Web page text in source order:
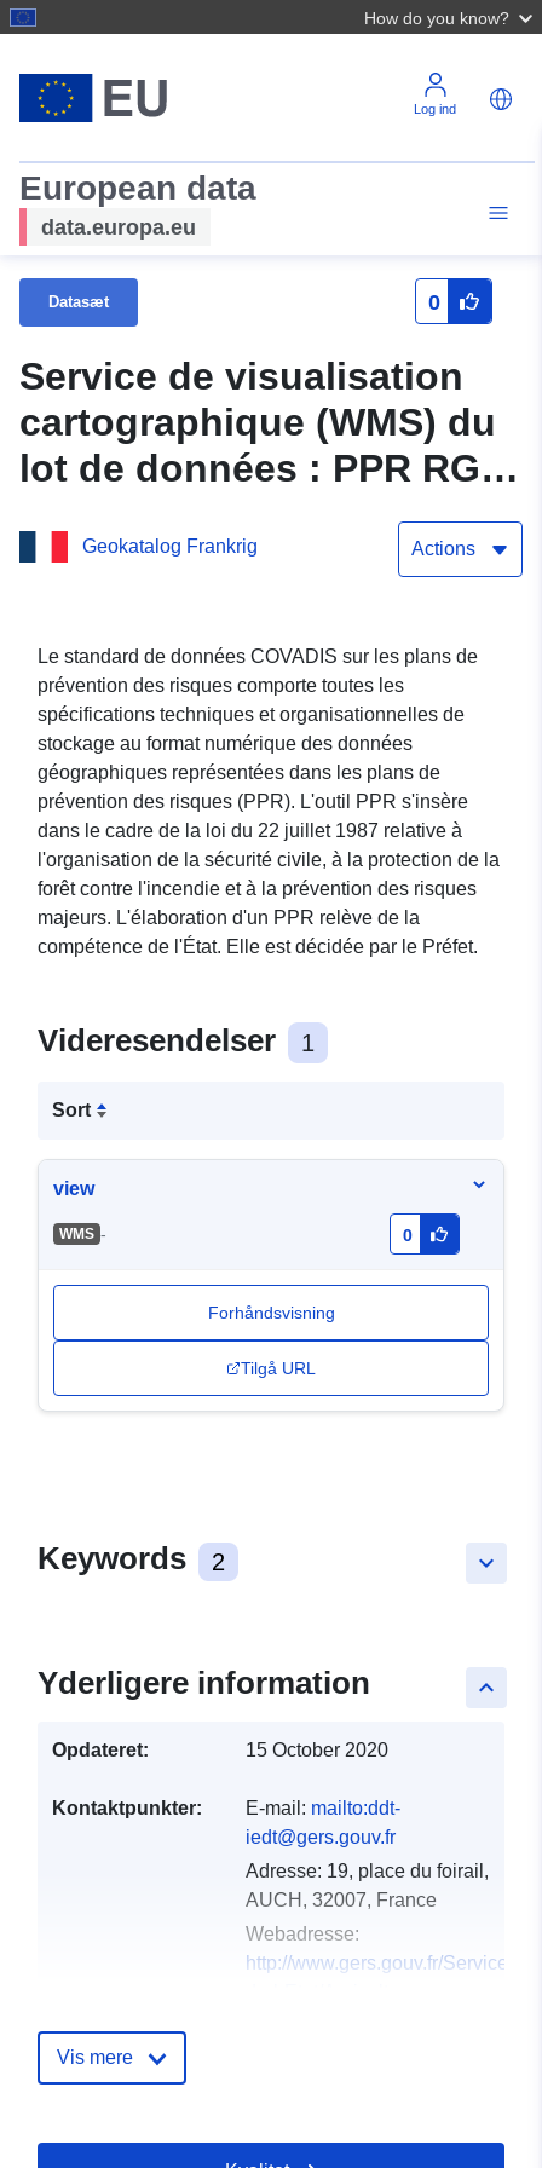
How do you know?
Log ind
European data
data.europa.eu
Datasæt 0
Service de visualisation
cartographique (WMS) du
lot de données : PPR RGA
Geokatalog Frankrig Actions
Le standard de données COVADIS sur les plans de
prévention des risques comporte toutes les
spécifications techniques et organisationnelles de
stockage au format numérique des données
géographiques représentées dans les plans de
prévention des risques (PPR). L'outil PPR s'insère
dans le cadre de la loi du 22 juillet 1987 relative à
l'organisation de la sécurité civile, à la protection de la
forêt contre l'incendie et à la prévention des risques
majeurs. L'élaboration d'un PPR relève de la
compétence de l'État. Elle est décidée par le Préfet.
Videresendelser 1
Sort
view
WMS - 0
Forhåndsvisning
Tilgå URL
keyboard_arrow_down
Keywords 2
keyboard_arrow_up
Yderligere information
Opdateret: 15 October 2020
Kontaktpunkter: E-mail: mailto:ddt-
iedt@gers.gouv.fr
Adresse: 19, place du foirail,
AUCH, 32007, France
Webadresse:
http://www.gers.gouv.fr/Services-
Fortegnelse over
Opdateret på data.europa.eu:
Vis mere